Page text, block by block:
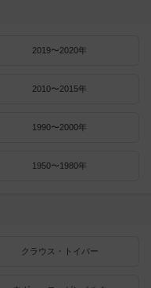
2019〜2020年
2010〜2015年
1990〜2000年
1950〜1980年
クラウス・トイバー